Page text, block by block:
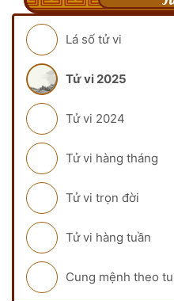
Lá số tử vi
Tử vi 2025
Tử vi 2024
Tử vi hàng tháng
Tử vi trọn đời
Tử vi hàng tuần
Cung mệnh theo